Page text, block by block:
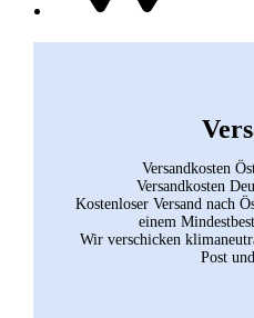
Versandkosten
Versandkosten
Kostenloser Versand nach
einem
Wir verschicken
Post